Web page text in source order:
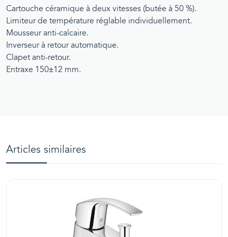
Cartouche céramique à deux vitesses (butée à 50 %).
Limiteur de température réglable individuellement.
Mousseur anti-calcaire.
Inverseur à retour automatique.
Clapet anti-retour.
Entraxe 150±12 mm.
Articles similaires